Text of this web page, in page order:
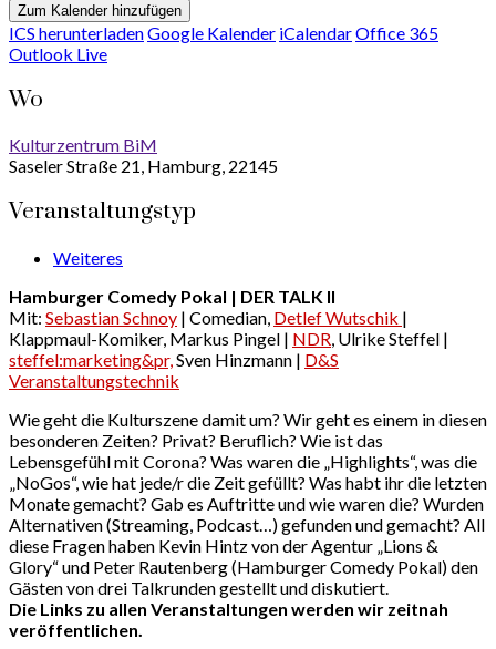
Zum Kalender hinzufügen
ICS herunterladenGoogle Kalender iCalendarOffice 365
Outlook Live
Wo
Kulturzentrum BiM
Saseler Straße 21, Hamburg, 22145
Veranstaltungstyp
Weiteres
Hamburger Comedy Pokal | DER TALK II
Mit: Sebastian Schnoy | Comedian, Detlef Wutschik |
Klappmaul-Komiker, Markus Pingel | NDR , Ulrike Steffel |
steffel:marketing&pr, Sven Hinzmann | D&S
Veranstaltungstechnik
Wie geht die Kulturszene damit um? Wir geht es einem in diesen
besonderen Zeiten? Privat? Beruflich? Wie ist das
Lebensgefühl mit Corona? Was waren die „Highlights“, was die
„NoGos“, wie hat jede/r die Zeit gefüllt? Was habt ihr die letzten
Monate gemacht? Gab es Auftritte und wie waren die? Wurden
Alternativen (Streaming, Podcast…) gefunden und gemacht? All
diese Fragen haben Kevin Hintz von der Agentur „Lions &
Glory“ und Peter Rautenberg (Hamburger Comedy Pokal) den
Gästen von drei Talkrunden gestellt und diskutiert.
Die Links zu allen Veranstaltungen werden wir zeitnah
veröffentlichen.